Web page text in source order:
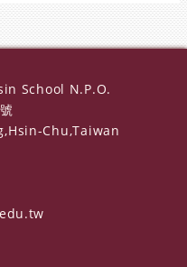
School N.P.O.
Chu,Taiwan